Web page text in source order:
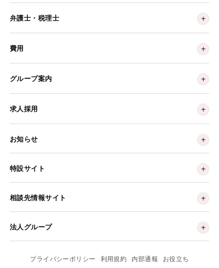
弁護士・税理士
費用
グループ案内
求人採用
お知らせ
特設サイト
相談先情報サイト
法人グループ
プライバシーポリシー 利用規約 内部通報 お役立ち